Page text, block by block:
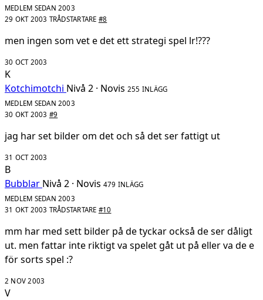
MEDLEM SEDAN 2003
29 OKT 2003 TRÅDSTARTARE #8
men ingen som vet e det ett strategi spel lr!???
30 OCT 2003
K
Kotchimotchi Nivå 2 · Novis 255 INLÄGG
MEDLEM SEDAN 2003
30 OKT 2003 #9
jag har set bilder om det och så det ser fattigt ut
31 OCT 2003
B
Bubblar Nivå 2 · Novis 479 INLÄGG
MEDLEM SEDAN 2003
31 OKT 2003 TRÅDSTARTARE #10
mm har med sett bilder på de tyckar också de ser dåligt
ut. men fattar inte riktigt va spelet gåt ut på eller va de e
för sorts spel :?
2 NOV 2003
V